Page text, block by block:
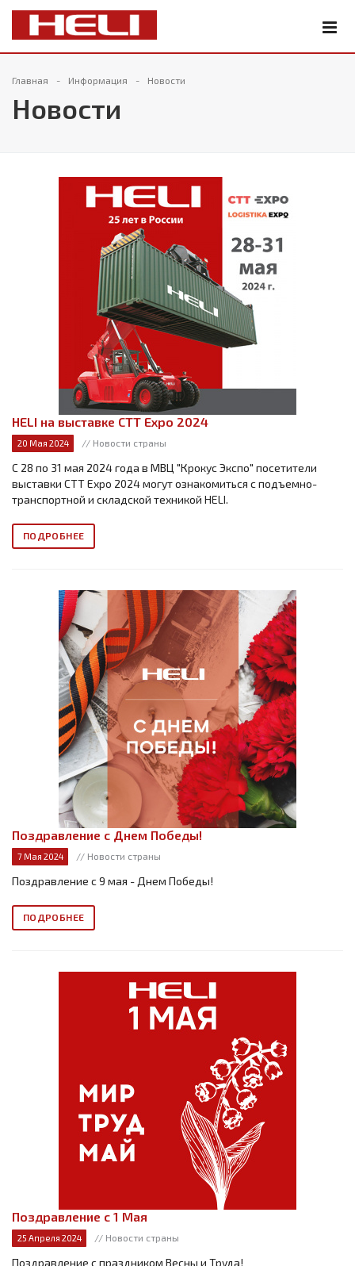
Главная Информация Новости
Новости
HELI на выставке СТТ Expo 2024
20 Мая 2024 // Новости страны
С 28 по 31 мая 2024 года в МВЦ "Крокус Экспо" посетители
выставки СТТ Expo 2024 могут ознакомиться с подъемно-
транспортной и складской техникой HELI.
ПОДРОБНЕЕ
Поздравление с Днем Победы!
7 Мая 2024 // Новости страны
Поздравление с 9 мая - Днем Победы!
ПОДРОБНЕЕ
Поздравление с 1 Мая
25 Апреля 2024 // Новости страны
Поздравление с праздником Весны и Труда!